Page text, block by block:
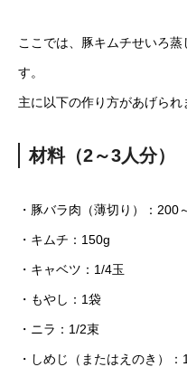
ここでは、豚キムチせいろ
す。
主に以下の作り方があげられ
材料（2～3人分）
・豚バラ肉（薄切り）：200
・キムチ：150g
・キャベツ：1/4玉
・もやし：1袋
・ニラ：1/2束
・しめじ（またはえのき）：